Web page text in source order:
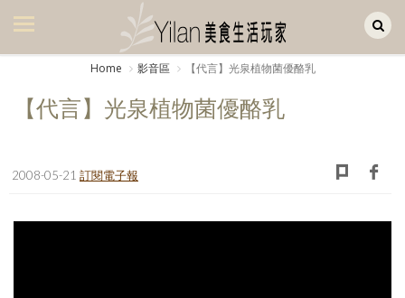
美食集
Home 影音區 【代言】光泉植物菌優酪乳
【代言】光泉植物菌優酪乳
2008-05-21 訂閱電子報